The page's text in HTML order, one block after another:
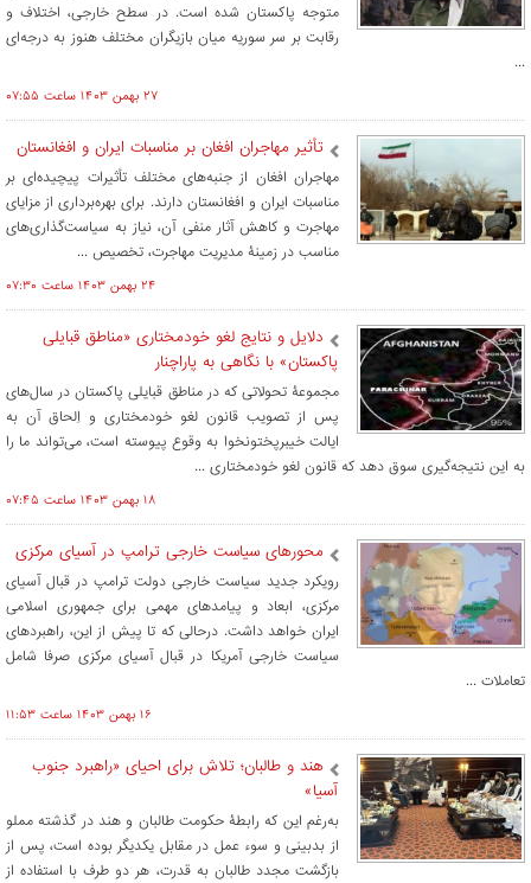
متوجه پاکستان شده است. در سطح خارجی، اختلاف و
رقابت بر سر سوریه میان بازیگران مختلف هنوز به درجه‏‌ای
...
۲۷ بهمن ۱۴۰۳ ساعت ۰۷:۵۵
تأثیر مهاجران افغان بر مناسبات ایران و افغانستان
مهاجران افغان از جنبه‌های مختلف تأثیرات پیچیده‌ای بر
مناسبات ایران و افغانستان دارند. برای بهره‌برداری از مزایای
مهاجرت و کاهش آثار منفی آن، نیاز به سیاست‌گذاری‌های
مناسب در زمینۀ مدیریت مهاجرت، تخصیص ...
۲۴ بهمن ۱۴۰۳ ساعت ۰۷:۳۰
دلایل و نتایج لغو خودمختاری «مناطق قبایلی
پاکستان» با نگاهی به پاراچنار
مجموعۀ تحولاتی که در مناطق قبایلی پاکستان در سال‌های
پس از تصویب قانون لغو خودمختاری و اِلحاق آن به
ایالت خیبرپختونخوا به وقوع پیوسته است، می‌تواند ما را
به این نتیجه‌گیری سوق دهد که قانون لغو خودمختاری ...
۱۸ بهمن ۱۴۰۳ ساعت ۰۷:۴۵
محورهای سیاست خارجی ترامپ در آسیای مرکزی
رویکرد جدید سیاست خارجی دولت ترامپ در قبال آسیای
مرکزی، ابعاد و پیامدهای مهمی برای جمهوری اسلامی
ایران خواهد داشت. درحالی که تا پیش از این، راهبردهای
سیاست خارجی آمریکا در قبال آسیای مرکزی صرفا شامل
تعاملات ...
۱۶ بهمن ۱۴۰۳ ساعت ۱۱:۵۳
هند و طالبان؛ تلاش برای احیای «راهبرد جنوب
آسیا»
به‌رغم این که رابطۀ حکومت طالبان و هند در گذشته مملو
از بدبینی و سوء عمل در مقابل یکدیگر بوده است، پس از
بازگشت مجدد طالبان به قدرت، هر دو طرف با استفاده از